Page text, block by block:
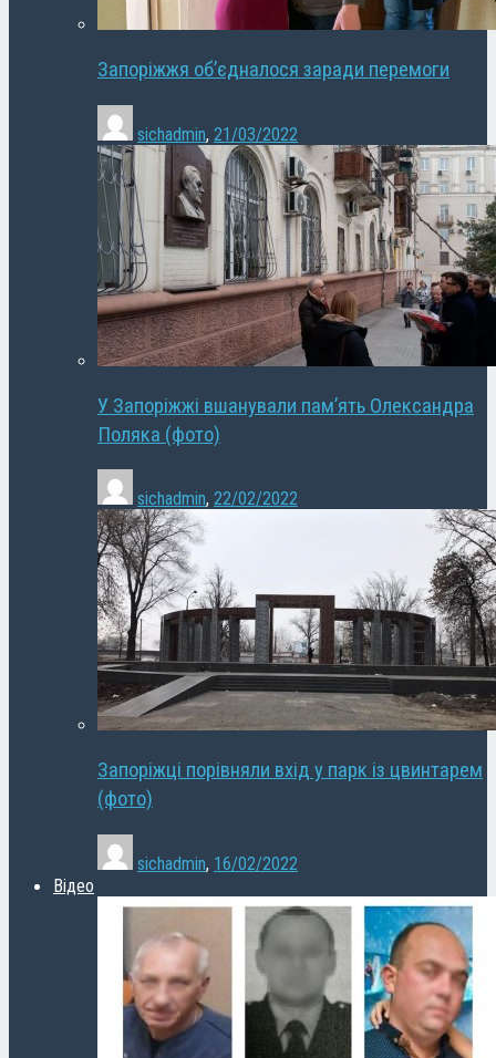
Запоріжжя об’єдналося заради перемоги
sichadmin, 21/03/2022
У Запоріжжі вшанували пам’ять Олександра
Поляка (фото)
sichadmin, 22/02/2022
Запоріжці порівняли вхід у парк із цвинтарем
(фото)
sichadmin, 16/02/2022
Відео